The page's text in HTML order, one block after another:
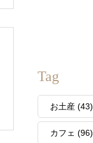
Tag
お土産 (43)
カフェ (96)